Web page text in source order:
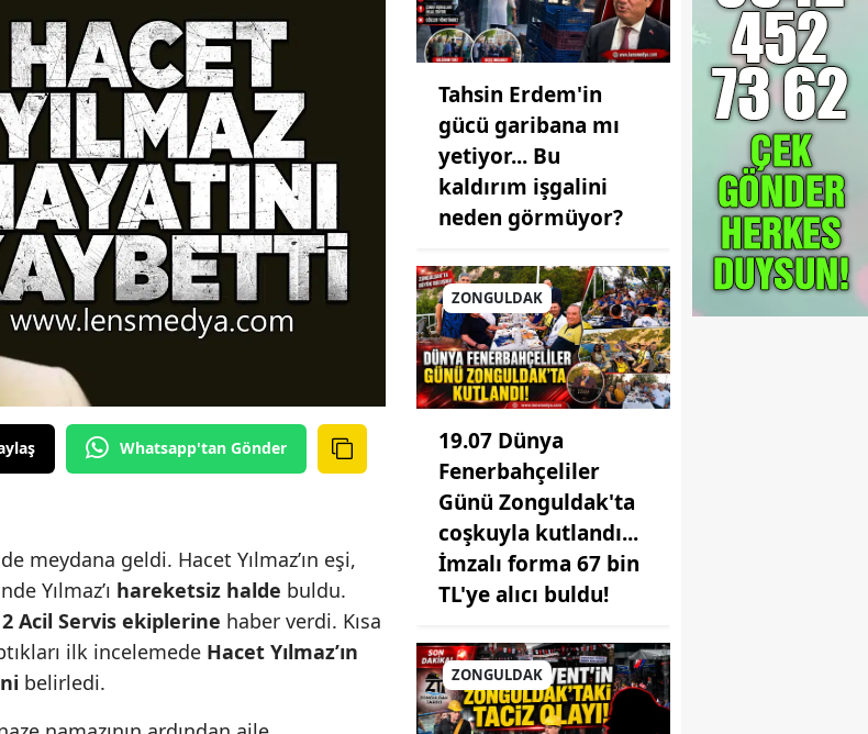
Whatsapp'tan Gönder
meydana geldi. Hacet Yılmaz’ın eşi,
Yılmaz’ı hareketsiz halde buldu.
Acil Servis ekiplerine haber verdi. Kısa
ilk incelemede Hacet Yılmaz’ın
belirledi.
Tahsin Erdem'in
gücü garibana mı
yetiyor... Bu
kaldırım işgalini
neden görmüyor?
ZONGULDAK
19.07 Dünya
Fenerbahçeliler
Günü Zonguldak'ta
coşkuyla kutlandı...
İmzalı forma 67 bin
TL'ye alıcı buldu!
ZONGULDAK